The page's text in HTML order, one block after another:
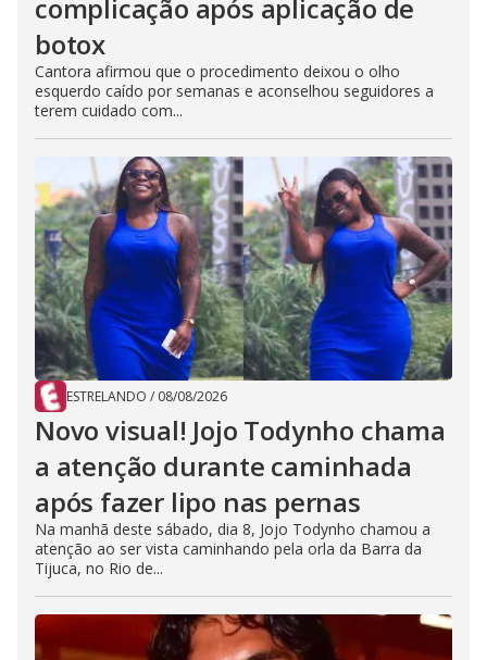
complicação após aplicação de
botox
Cantora afirmou que o procedimento deixou o olho
esquerdo caído por semanas e aconselhou seguidores a
terem cuidado com...
ESTRELANDO / 08/08/2026
Novo visual! Jojo Todynho chama
a atenção durante caminhada
após fazer lipo nas pernas
Na manhã deste sábado, dia 8, Jojo Todynho chamou a
atenção ao ser vista caminhando pela orla da Barra da
Tijuca, no Rio de...